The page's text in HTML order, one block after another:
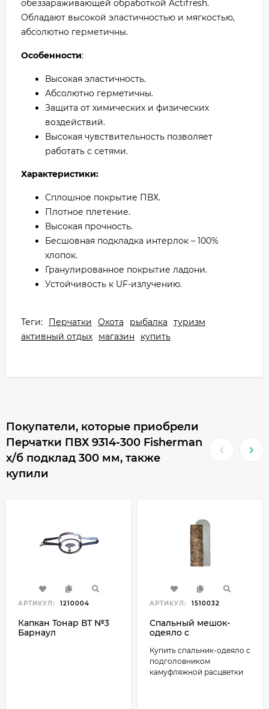
обеззараживающей обработкой Actifresh.
Обладают высокой эластичностью и мягкостью,
абсолютно герметичны.
Особенности:
Высокая эластичность.
Абсолютно герметичны.
Защита от химических и физических
воздействий.
Высокая чувствительность позволяет
работать с сетями.
Характеристики:
Сплошное покрытие ПВХ.
Плотное плетение.
Высокая прочность.
Бесшовная подкладка интерлок – 100%
хлопок.
Гранулированное покрытие ладони.
Устойчивость к UF-излучению.
Теги: Перчатки Охота рыбалка
туризм
активный отдых
магазин купить
Покупатели, которые приобрели
Перчатки ПВХ 9314-300 Fisherman
х/б подклад 300 мм, также
купили
АРТИКУЛ: 1210004
Капкан Тонар ВТ №3
Барнаул
АРТИКУЛ: 1510032
Спальный мешок-
одеяло с
Русская охота Высота,
камуфляж
Купить спальник-одеяло с
подголовником
камуфляжной расцветки